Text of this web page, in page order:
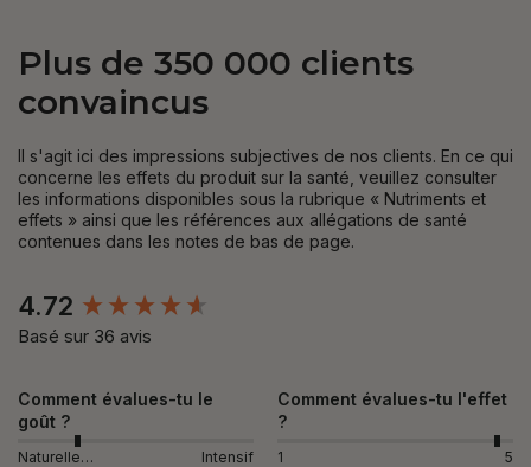
Plus de 350 000 clients
convaincus
Il s'agit ici des impressions subjectives de nos clients. En ce qui
concerne les effets du produit sur la santé, veuillez consulter
les informations disponibles sous la rubrique « Nutriments et
effets » ainsi que les références aux allégations de santé
contenues dans les notes de bas de page.
4.72
Basé sur 36 avis
Comment évalues-tu le
goût ?
Naturellement Intensif
Comment évalues-tu l'effet
?
1 5
New content loaded